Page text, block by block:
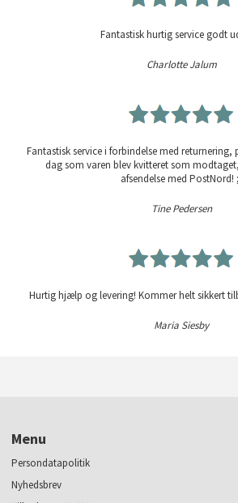
Fantastisk hurtig service godt
Charlotte Jalum
Fantastisk service i forbindelse med returnering,
dag som varen blev kvitteret som
afsendelse med PostNord!
Tine Pedersen
Hurtig hjælp og levering! Kommer helt sikkert
Maria Siesby
Menu
Persondatapolitik
Nyhedsbrev